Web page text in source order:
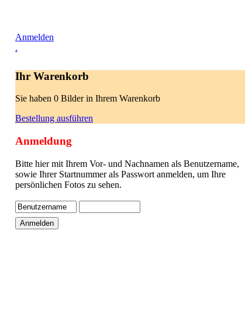
Anmelden
.
Ihr Warenkorb
Sie haben 0 Bilder in Ihrem Warenkorb
Bestellung ausführen
Anmeldung
Bitte hier mit Ihrem Vor- und Nachnamen als Benutzername,
sowie Ihrer Startnummer als Passwort anmelden, um Ihre
persönlichen Fotos zu sehen.